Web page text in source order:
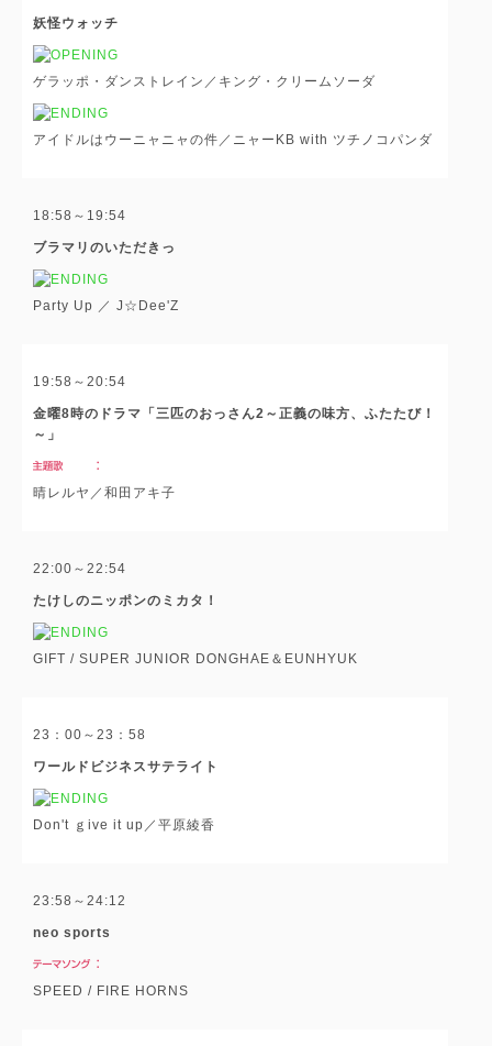
妖怪ウォッチ
ゲラッポ・ダンストレイン／キング・クリームソーダ
アイドルはウーニャニャの件／ニャーKB with ツチノコパンダ
18:58～19:54
ブラマリのいただきっ
Party Up ／ J☆Dee'Z
19:58～20:54
金曜8時のドラマ「三匹のおっさん2～正義の味方、ふたたび！
～」
晴レルヤ／和田アキ子
22:00～22:54
たけしのニッポンのミカタ！
GIFT / SUPER JUNIOR DONGHAE＆EUNHYUK
23：00～23：58
ワールドビジネスサテライト
Don't ｇive it up／平原綾香
23:58～24:12
neo sports
SPEED / FIRE HORNS